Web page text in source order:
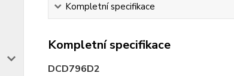
Kompletní specifikace
Kompletní specifikace
DCD796D2